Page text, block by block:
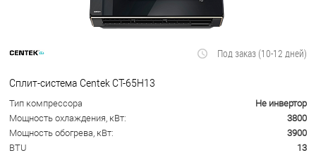
Под заказ (10-12 дней)
Сплит-система Centek CT-65H13
Тип компрессора
Не инвертор
Мощность охлаждения, кВт:
3800
Мощность обогрева, кВт:
3900
BTU
13